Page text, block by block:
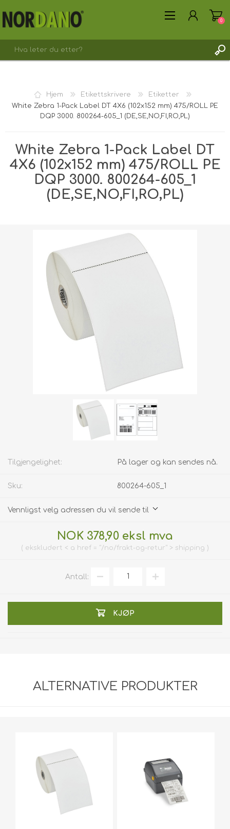
REGISTRER DEG HER
0
Hjem Etikettskrivere
Etiketter
White Zebra 1-Pack Label DT 4X6 (102x152 mm) 475/ROLL PE
DQP 3000. 800264-605_1 (DE,SE,NO,FI,RO,PL)
White Zebra 1-Pack Label DT
4X6 (102x152 mm) 475/ROLL PE
DQP 3000. 800264-605_1
(DE,SE,NO,FI,RO,PL)
Tilgjengelighet: På lager og kan sendes nå.
Sku: 800264-605_1
Vennligst velg adressen du vil sende til
NOK 378,90 eksl mva
ekskludert < a href = "/no/frakt-og-retur" > shipping
Antall:
KJØP
ALTERNATIVE PRODUKTER